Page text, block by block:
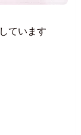
ています